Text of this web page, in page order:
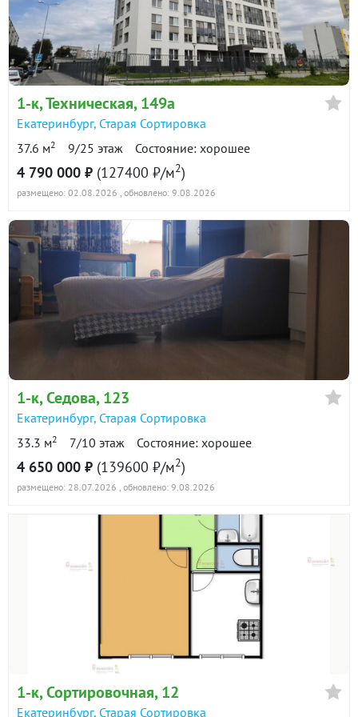
в продаже 124100 ₽/м²
Показать всю историю: 30 предложений →
1-к, Техническая, 149а
Екатеринбург, Старая Сортировка
37.6 м2 9/25 этаж Состояние: хорошее
4 790 000 ₽ (127400 ₽/м2)
размещено: 02.08.2026 , обновлено: 9.08.2026
1-к, Седова, 123
Екатеринбург, Старая Сортировка
33.3 м2 7/10 этаж Состояние: хорошее
4 650 000 ₽ (139600 ₽/м2)
размещено: 28.07.2026 , обновлено: 9.08.2026
1-к, Сортировочная, 12
Екатеринбург, Старая Сортировка